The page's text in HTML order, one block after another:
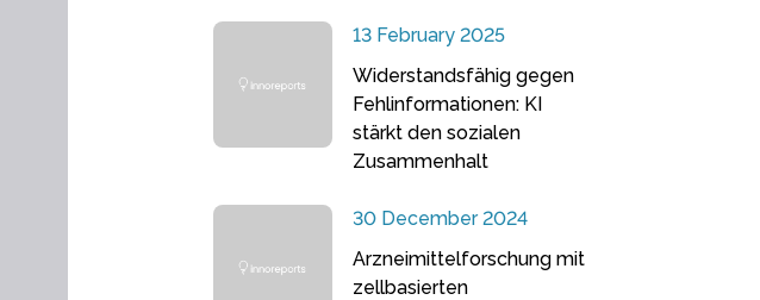
13 February 2025
Widerstandsfähig gegen
Fehlinformationen: KI
stärkt den sozialen
Zusammenhalt
30 December 2024
Arzneimittelforschung mit
zellbasierten